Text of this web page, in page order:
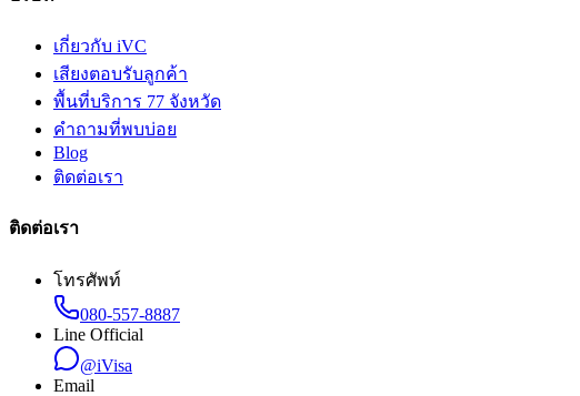
เกี่ยวกับ iVC
เสียงตอบรับลูกค้า
พื้นที่บริการ 77 จังหวัด
คำถามที่พบบ่อย
Blog
ติดต่อเรา
ติดต่อเรา
โทรศัพท์
080-557-8887
Line Official
@iVisa
Email